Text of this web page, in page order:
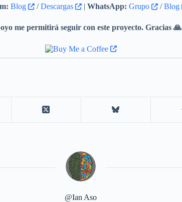
Blog /Descargas | WhatsApp: Grupo /Blog
me permitirá seguir con este proyecto. Gracias 🙏
@Ian Aso